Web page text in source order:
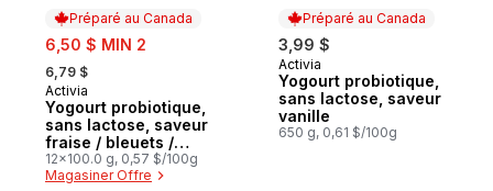
Préparé au Canada
sale:
6,50 $ MIN 2
, formerly:
6,79 $
Préparé au Canada
Activia
Yogourt probiotique,
sans lactose, saveur
fraise / bleuets /
pêche / mangue
12x100.0 g, 0,57 $/100g
Magasiner Offre
Préparé au Canada
3,99 $
Préparé au Canada
Activia
Yogourt probiotique,
sans lactose, saveur
vanille
650 g, 0,61 $/100g